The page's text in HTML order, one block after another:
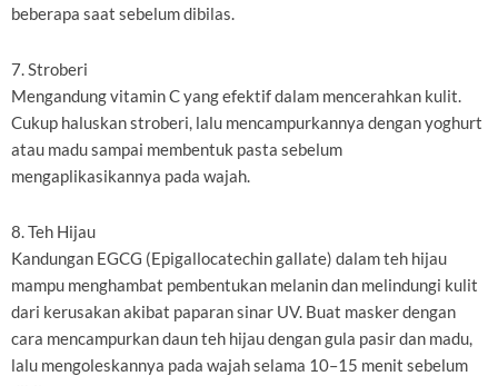
beberapa saat sebelum dibilas.
7. Stroberi
Mengandung vitamin C yang efektif dalam mencerahkan kulit.
Cukup haluskan stroberi, lalu mencampurkannya dengan yoghurt
atau madu sampai membentuk pasta sebelum
mengaplikasikannya pada wajah.
8. Teh Hijau
Kandungan EGCG (Epigallocatechin gallate) dalam teh hijau
mampu menghambat pembentukan melanin dan melindungi kulit
dari kerusakan akibat paparan sinar UV. Buat masker dengan
cara mencampurkan daun teh hijau dengan gula pasir dan madu,
lalu mengoleskannya pada wajah selama 10–15 menit sebelum